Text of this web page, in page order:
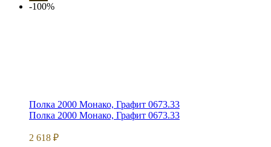
-100%
Полка 2000 Монако, Графит 0673.33
Полка 2000 Монако, Графит 0673.33
2 618 ₽